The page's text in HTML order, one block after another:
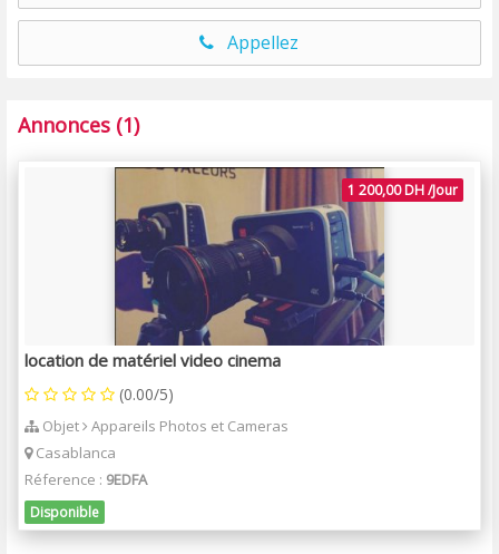
Appellez
Annonces (1)
1 200,00 DH /Jour
location de matériel video cinema
(0.00/5)
Objet Appareils Photos et Cameras
Casablanca
Réference : 9EDFA
Disponible